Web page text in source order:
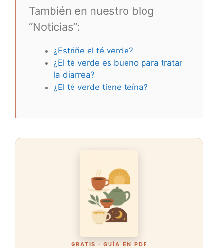
También en nuestro blog
“Noticias”:
¿Estriñe el té verde?
¿El té verde es bueno para tratar
la diarrea?
¿El té verde tiene teína?
GRATIS · GUÍA EN PDF